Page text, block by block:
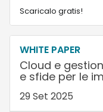
Scaricalo gratis!
WHITE PAPER
Cloud e
e sfide per le
29 Set 2025